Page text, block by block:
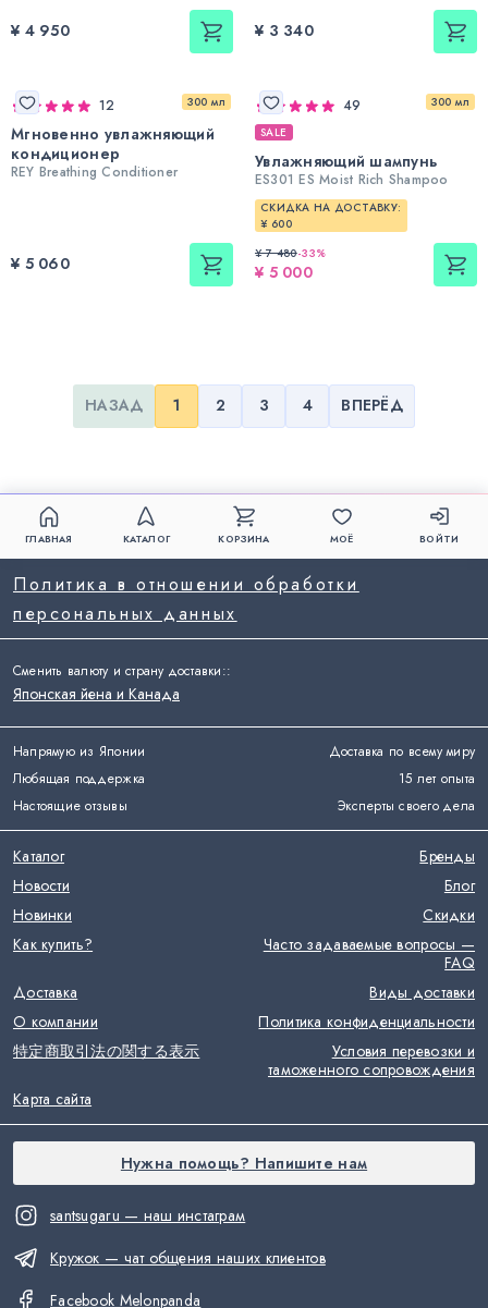
¥ 4 950 ¥ 3 340
300 мл
12
Мгновенно увлажняющий
кондиционер
REY Breathing Conditioner
¥ 5 060
300 мл
49
SALE
Увлажняющий шампунь
ES301 ES Moist Rich Shampoo
СКИДКА НА ДОСТАВКУ:
¥ 600
¥ 7 480-33%
¥ 5 000
НАЗАД 1 2 3 4 ВПЕРЁД
ГЛАВНАЯ КАТАЛОГ КОРЗИНА МОЁ ВОЙТИ
Напрямую из Японии
Доставка по всему миру
Любящая поддержка
15 лет опыта
Настоящие отзывы
Эксперты своего дела
santsugaru — наш инстаграм
Кружок — чат общения наших клиентов
Facebook Melonpanda
Политика в отношении обработки
персональных данных
Каталог
Бренды
Новости
Блог
Новинки
Скидки
Как купить?
Часто задаваемые вопросы —
FAQ
Доставка
Виды доставки
О компании
Политика конфиденциальности
特定商取引法の関する表示
Условия перевозки и
таможенного сопровождения
Карта сайта
Сменить валюту и страну доставки::
Японская йена и Канада
Нужна помощь? Напишите нам